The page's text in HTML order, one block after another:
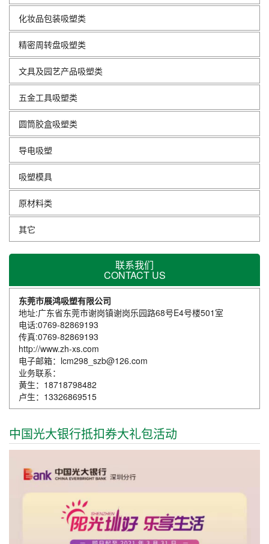
化妆品包装吸塑类
精密周转盘吸塑类
文具及园艺产品吸塑类
五金工具吸塑类
圆筒胶盒吸塑类
导电吸塑
吸塑模具
原材料类
其它
联系我们
CONTACT US
东莞市展鸿吸塑有限公司
地址:广东省东莞市谢岗镇谢岗乐园路68号E4号楼501室
电话:0769-82869193
传真:0769-82869193
http://www.zh-xs.com
电子邮箱：lcm298_szb@126.com
业务联系：
黄生：18718798482
卢生：13326869515
中国光大银行抵扣券大礼包活动